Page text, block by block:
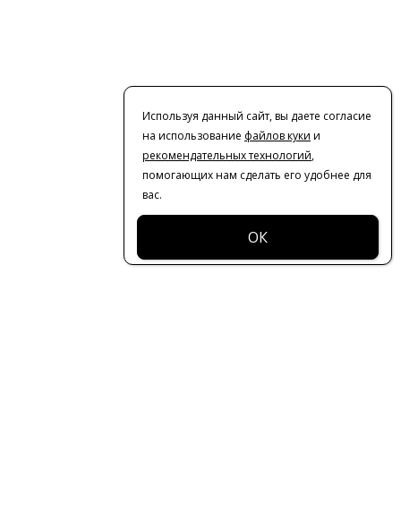
Используя данный сайт, вы даете согласие
на использование файлов куки и
рекомендательных технологий,
помогающих нам сделать его удобнее для
вас.